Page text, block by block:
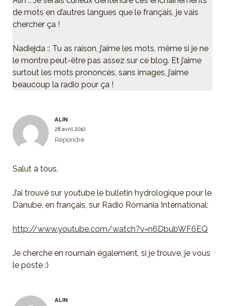
de mots en d’autres langues que le français, je vais
chercher ça !
Nadiejda :: Tu as raison, j’aime les mots, même si je ne
le montre peut-être pas assez sur ce blog. Et j’aime
surtout les mots prononcés, sans images, j’aime
beaucoup la radio pour ça !
ALIN
28 avril 2010
Répondre
Salut à tous,
J’ai trouvé sur youtube le bulletin hydrologique pour le
Danube, en français, sur Radio Romania International:
http://www.youtube.com/watch?v=n6DbubWF6EQ
Je cherche en roumain également, si je trouve, je vous
le poste :)
ALIN